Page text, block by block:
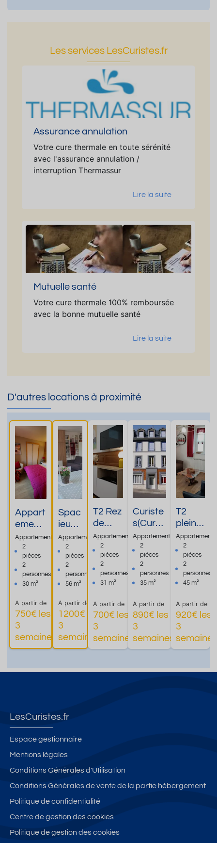
Les services LesCuristes.fr
Assurance annulation
Votre cure thermale en toute sérénité
avec l'assurance annulation /
interruption Thermassur
Lire la suite
Mutuelle santé
Votre cure thermale 100% remboursée
avec la bonne mutuelle santé
Lire la suite
D'autres locations à proximité
Appart
ement
douillet
à 20
mètres
des
Therm
Appartement
2
pièces
2
personnes
30 m²
A partir de
750€ les
3
semaines
Plus
d'informations
Spac
ieux
appa
rtem
ent
de 56
m2
Appartement
2
pièces
2
personnes
56 m²
A partir de
1200€ les
3
semaines
d'informations
T2 Rez
de
chaus
sée à
proxim
ité des
Therm
Appartement
2
pièces
2
personnes
31 m²
A partir de
700€ les
3
semaines
Plus
d'informations
Curiste
s(Cure
3
semain
es)rési
dence
les
es
Appartement
2
pièces
2
personnes
35 m²
A partir de
890€ les
3
semaines
T2
plein
Sud
avec
parkin
g et
navett
curist
e
Appartement
2
pièces
2
personnes
45 m²
A partir de
920€ les
3
semaines
LesCuristes.fr
Espace gestionnaire
Mentions légales
Conditions Générales d'Utilisation
Conditions Générales de vente de la partie hébergement
Politique de confidentialité
Centre de gestion des cookies
Politique de gestion des cookies